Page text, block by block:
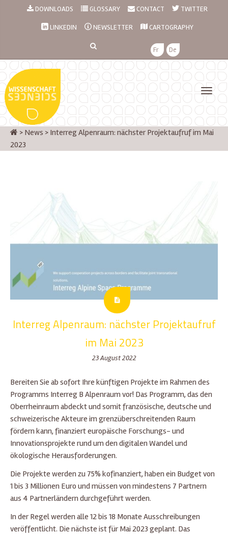
DOWNLOADS GLOSSARY CONTACT TWITTER
LINKEDIN NEWSLETTER CARTOGRAPHY
Fr De
> News > Interreg Alpenraum: nächster Projektaufruf im Mai
2023
Interreg Alpenraum: nächster Projektaufruf
im Mai 2023
23 August 2022
Bereiten Sie ab sofort Ihre künftigen Projekte im Rahmen des
Programms Interreg B Alpenraum vor! Das Programm, das den
Oberrheinraum abdeckt und somit französische, deutsche und
schweizerische Akteure im grenzüberschreitenden Raum
fördern kann, finanziert europäische Forschungs- und
Innovationsprojekte rund um den digitalen Wandel und
ökologische Herausforderungen.
Die Projekte werden zu 75% kofinanziert, haben ein Budget von
1 bis 3 Millionen Euro und müssen von mindestens 7 Partnern
aus 4 Partnerländern durchgeführt werden.
In der Regel werden alle 12 bis 18 Monate Ausschreibungen
veröffentlicht. Die nächste ist für Mai 2023 geplant. Das